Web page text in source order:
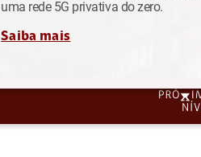
uma rede 5G privativa do zero.
Saiba mais